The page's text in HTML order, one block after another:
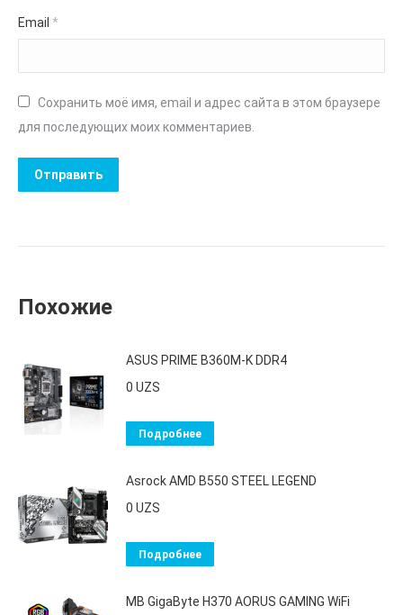
Email *
Сохранить моё имя, email и адрес сайта в этом браузере
для последующих моих комментариев.
Похожие
ASUS PRIME B360M-K DDR4
0 UZS
Подробнее
Asrock AMD B550 STEEL LEGEND
0 UZS
Подробнее
MB GigaByte H370 AORUS GAMING WiFi